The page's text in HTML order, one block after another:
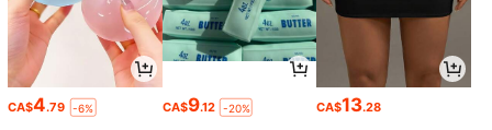
CA$4.79 -6% CA$9.12 -20% CA$13.28